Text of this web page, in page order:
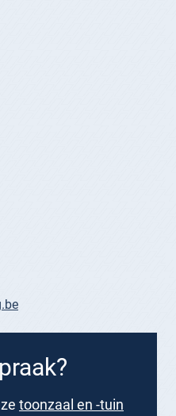
toonzaal en -tuin